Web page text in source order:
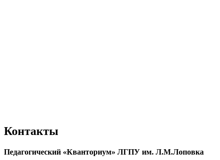
Контакты
Педагогический «Кванториум» ЛГПУ им. Л.М.Лоповка